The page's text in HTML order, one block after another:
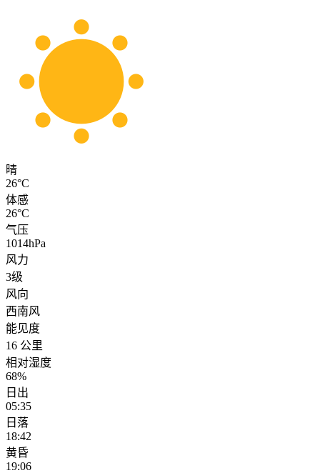
晴
26°C
体感
26°C
气压
1014hPa
风力
3级
风向
西南风
能见度
16 公里
相对湿度
68%
日出
05:35
日落
18:42
黄昏
19:06